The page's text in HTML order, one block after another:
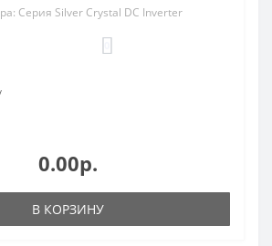
Серия Silver Crystal DC Inverter
0.00р.
В КОРЗИНУ